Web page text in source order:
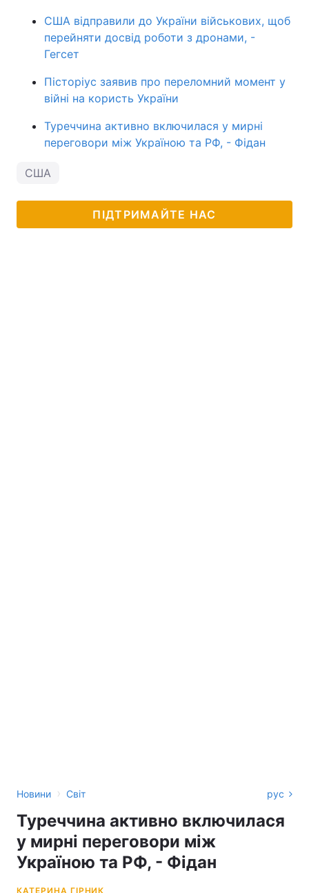
США відправили до України військових, щоб
перейняти досвід роботи з дронами, -
Гегсет
Пісторіус заявив про переломний момент у
війні на користь України
Туреччина активно включилася у мирні
переговори між Україною та РФ, - Фідан
США
ПІДТРИМАЙТЕ НАС
Новини › Світ рус
Туреччина активно включилася
у мирні переговори між
Україною та РФ, - Фідан
КАТЕРИНА ГІРНИК